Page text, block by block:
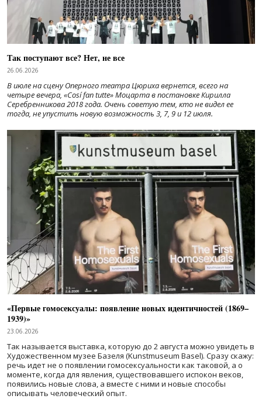
Так поступают все? Нет, не все
26.06.2026
В июле на сцену Оперного театра Цюриха вернется, всего на
четыре вечера, «Cosí fan tutte» Моцарта в постановке Кирилла
Серебренникова 2018 года. Очень советую тем, кто не видел ее
тогда, не упустить новую возможность 3, 7, 9 и 12 июля.
«Первые гомосексуалы: появление новых идентичностей (1869–
1939)»
23.06.2026
Так называется выставка, которую до 2 августа можно увидеть в
Художественном музее Базеля (Kunstmuseum Basel). Сразу скажу:
речь идет не о появлении гомосексуальности как таковой, а о
моменте, когда для явления, существовавшего испокон веков,
появились новые слова, а вместе с ними и новые способы
описывать человеческий опыт.